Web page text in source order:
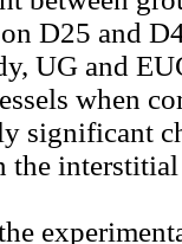
D25 and
UG and
when
significant
the